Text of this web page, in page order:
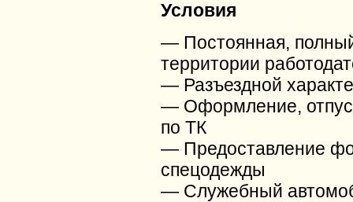
Условия
— Постоянная,
территории
— Разъездной
— Оформление,
по ТК
— Предоставление
спецодежды
— Служебный